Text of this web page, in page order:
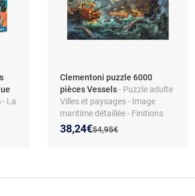
- La
Clementoni puzzle 6000
pièces Vessels- Puzzle adulte
Villes et paysages - Image
maritime détaillée - Finitions
soignées - Papier et cartons
recyclés - Fabriqué en Italie
Ancien prix :
54,95€
Nouveau prix :
38,24€
Réduction de :